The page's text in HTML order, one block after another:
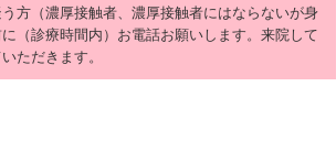
方（濃厚接触者、濃厚接触者にはならないが身
（診療時間内）お電話お願いします。来院して
ただきます。